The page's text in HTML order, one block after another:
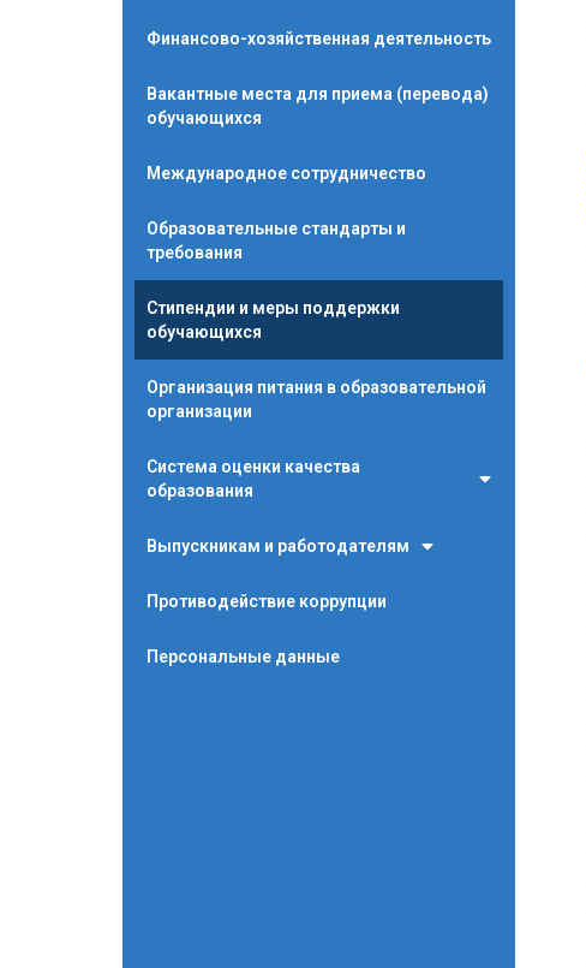
Финансово-хозяйственная деятельность
Вакантные места для приема (перевода)
обучающихся
Международное сотрудничество
Образовательные стандарты и
требования
Стипендии и меры поддержки
обучающихся
Организация питания в образовательной
организации
Система оценки качества
образования
Выпускникам и работодателям
Противодействие коррупции
Персональные данные